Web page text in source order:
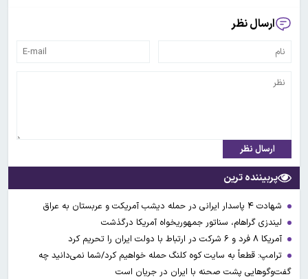
ارسال نظر
ارسال نظر
پربیننده ترین
شهادت ۴ پاسدار ایرانی در حمله دیشب آمریکت و عربستان به عراق
لیندزی گراهام، سناتور جمهوریخواه آمریکا درگذشت
آمریکا ۸ فرد و ۶ شرکت در ارتباط با دولت ایران را تحریم کرد
ترامپ: قطعاً به سایت کوه کلنگ حمله خواهیم کرد/شما نمی‌دانید چه
گفت‌وگوهایی پشت صحنه با ایران در جریان است